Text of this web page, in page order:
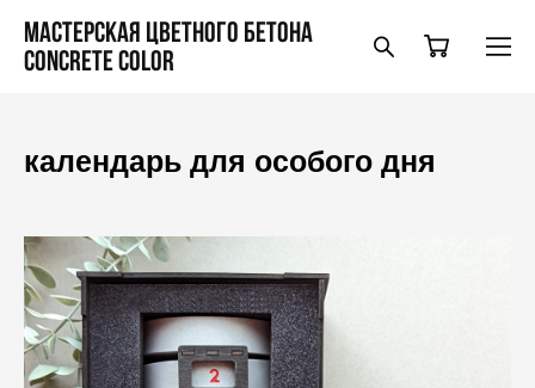
Мастерская цветного бетона
Concrete Color
календарь для особого дня